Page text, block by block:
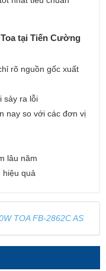
tại Tiến Cường
rõ nguồn gốc xuất
sảy ra lỗi
nay so với các đơn vị
lâu năm
hiệu quả
TOA FB-2862C AS